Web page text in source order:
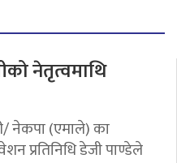
नेतृत्वमाथि
नेकपा (एमाले) का
प्रतिनिधि डेजी पाण्डेले